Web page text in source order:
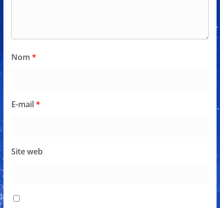
Nom *
E-mail*
Site web